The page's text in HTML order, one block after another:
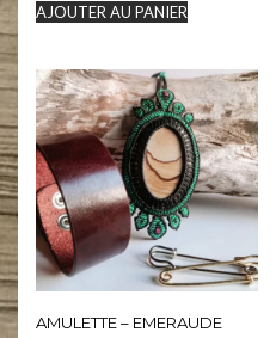
AJOUTER AU PANIER
AMULETTE – EMERAUDE